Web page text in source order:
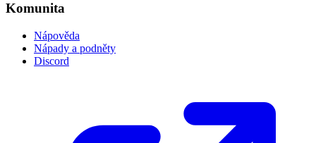
Komunita
Nápověda
Nápady a podněty
Discord